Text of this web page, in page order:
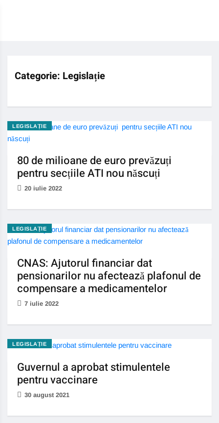
Categorie: Legislație
LEGISLAȚIE
80 de milioane de euro prevăzuți
pentru secțiile ATI nou născuți
20 iulie 2022
LEGISLAȚIE
CNAS: Ajutorul financiar dat
pensionarilor nu afectează plafonul de
compensare a medicamentelor
7 iulie 2022
LEGISLAȚIE
Guvernul a aprobat stimulentele
pentru vaccinare
30 august 2021